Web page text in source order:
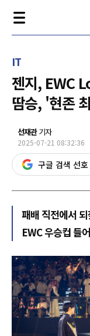
IT
젠지, EWC
땀승, '현존
선재관기자
2025-07-21 08:32:36
구글 검색 선
패배 직전에서
EWC 우승컵 들